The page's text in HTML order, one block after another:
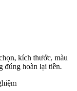
kích thước, màu
đúng hoàn lại tiền.